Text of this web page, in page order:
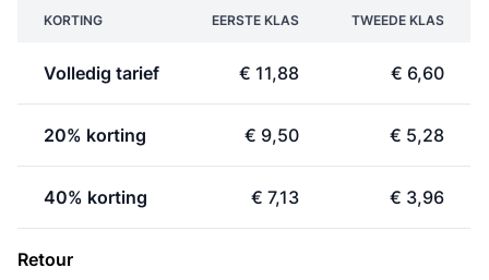
KORTING EERSTE KLAS TWEEDE KLAS
Volledig tarief € 11,88 € 6,60
20% korting € 9,50 € 5,28
40% korting € 7,13 € 3,96
Retour